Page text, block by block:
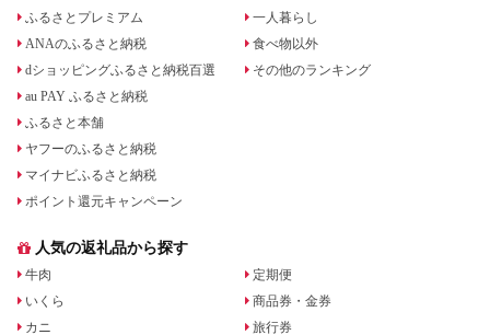
ふるさとプレミアム
ANAのふるさと納税
dショッピングふるさと納税百選
au PAY ふるさと納税
ふるさと本舗
ヤフーのふるさと納税
マイナビふるさと納税
ポイント還元キャンペーン
一人暮らし
食べ物以外
その他のランキング
人気の返礼品から探す
牛肉
いくら
カニ
定期便
商品券・金券
旅行券